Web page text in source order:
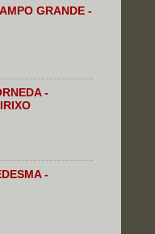
GRANDE -
-
-